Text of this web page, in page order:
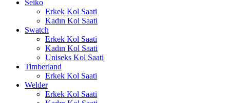
Seiko
Erkek Kol Saati
Kadın Kol Saati
Swatch
Erkek Kol Saati
Kadın Kol Saati
Uniseks Kol Saati
Timberland
Erkek Kol Saati
Welder
Erkek Kol Saati